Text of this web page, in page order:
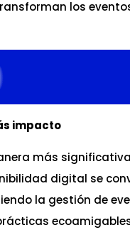
los
impacto
más
digital se
la gestión de